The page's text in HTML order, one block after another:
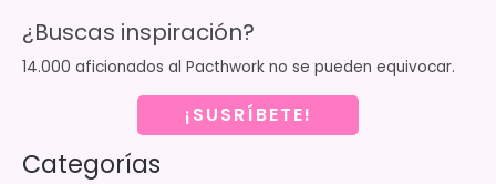
¿Buscas inspiración?
14.000 aficionados al Pacthwork no se pueden equivocar.
¡SUSRÍBETE!
Categorías